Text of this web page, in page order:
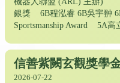
銀獎 6B程泓睿 6B吳宇翀
Sportsmanship Award 5A高
信善紫闕玄觀獎學
2026-07-22